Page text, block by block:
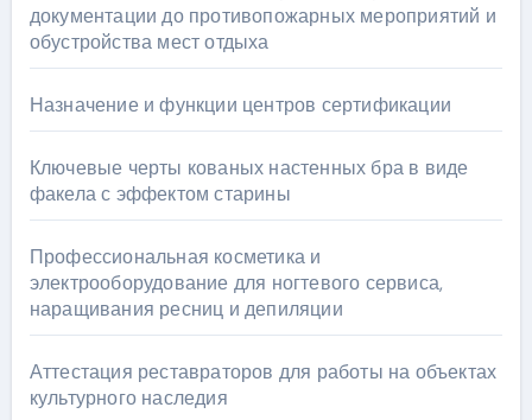
документации до противопожарных мероприятий и
обустройства мест отдыха
Назначение и функции центров сертификации
Ключевые черты кованых настенных бра в виде
факела с эффектом старины
Профессиональная косметика и
электрооборудование для ногтевого сервиса,
наращивания ресниц и депиляции
Аттестация реставраторов для работы на объектах
культурного наследия